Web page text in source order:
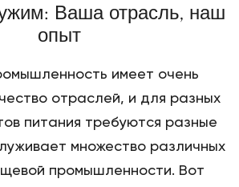
Ваша отрасль, наш
опыт
имеет очень
отраслей, и для разных
питания требуются разные
множество различных
промышленности. Вот